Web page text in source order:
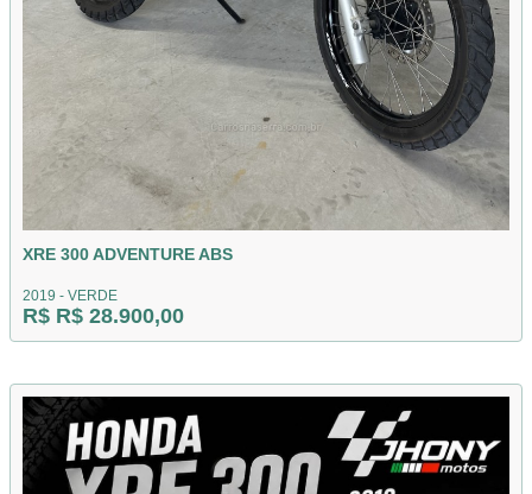
XRE 300 ADVENTURE ABS
2019 - VERDE
R$ R$ 28.900,00